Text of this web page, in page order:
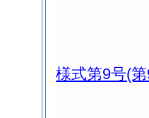
様式第9号(